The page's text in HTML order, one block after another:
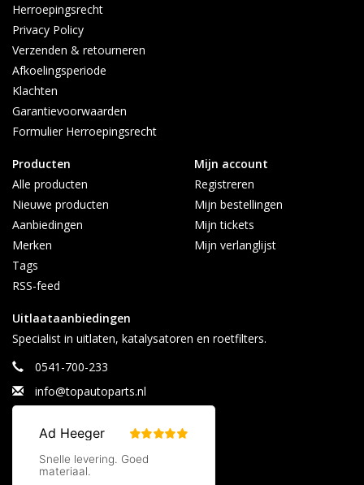
Herroepingsrecht
Privacy Policy
Verzenden & retourneren
Afkoelingsperiode
Klachten
Garantievoorwaarden
Formulier Herroepingsrecht
Producten
Alle producten
Nieuwe producten
Aanbiedingen
Merken
Tags
RSS-feed
Mijn account
Registreren
Mijn bestellingen
Mijn tickets
Mijn verlanglijst
Uitlaataanbiedingen
Specialist in uitlaten, katalysatoren en roetfilters.
0541-700-233
info@topautoparts.nl